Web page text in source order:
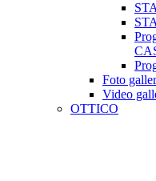
Foto
Video
OTTICO